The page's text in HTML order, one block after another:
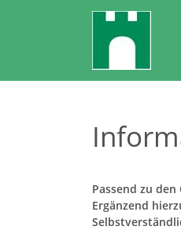
Passend zu
Ergänzend